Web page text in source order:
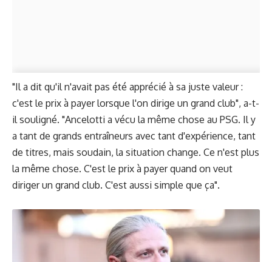
"Il a dit qu'il n'avait pas été apprécié à sa juste valeur :
c'est le prix à payer lorsque l'on dirige un grand club", a-t-
il souligné. "Ancelotti a vécu la même chose au PSG. Il y
a tant de grands entraîneurs avec tant d'expérience, tant
de titres, mais soudain, la situation change. Ce n'est plus
la même chose. C'est le prix à payer quand on veut
diriger un grand club. C'est aussi simple que ça".